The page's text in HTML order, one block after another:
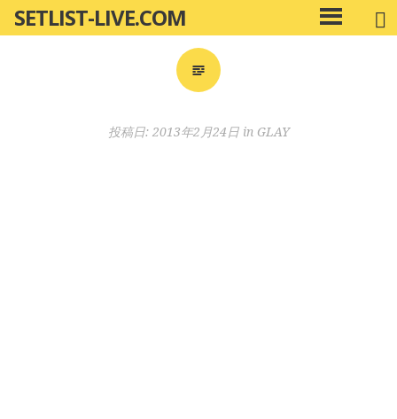
ン
SETLIST-LIVE.COM
メ
イ
投稿日: 2013年2月24日in GLAY